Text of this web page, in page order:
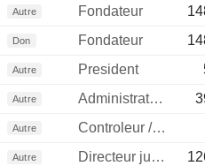
Autre Fondateur
Don Fondateur
Autre President
Autre Administrateur
Autre
Controleur / auditeur
Autre Directeur juridique